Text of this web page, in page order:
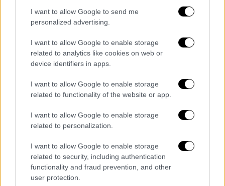
I want to allow Google to send me
personalized advertising.
I want to allow Google to enable storage
related to analytics like cookies on web or
device identifiers in apps.
I want to allow Google to enable storage
related to functionality of the website or app.
I want to allow Google to enable storage
related to personalization.
I want to allow Google to enable storage
related to security, including authentication
functionality and fraud prevention, and other
user protection.
Κόσμος|26.08.2025 20:54
Ταύρος τραυμάτισε θανάσιμα 22χρονο
ταυρομάχο στην Πορτογαλία -